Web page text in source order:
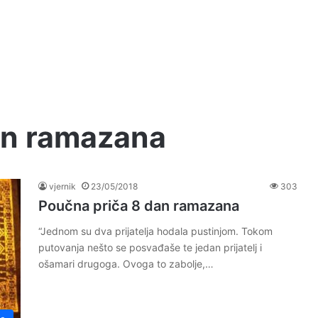
ramazana
vjernik 23/05/2018 303
Poučna priča 8 dan ramazana
“Jednom su dva prijatelja hodala pustinjom. Tokom
putovanja nešto se posvađaše te jedan prijatelj i
ošamari drugoga. Ovoga to zabolje,…